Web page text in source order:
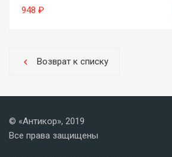
948 ₽
chevron_left Возврат к списку
© «Антикор», 2019
Все права защищены